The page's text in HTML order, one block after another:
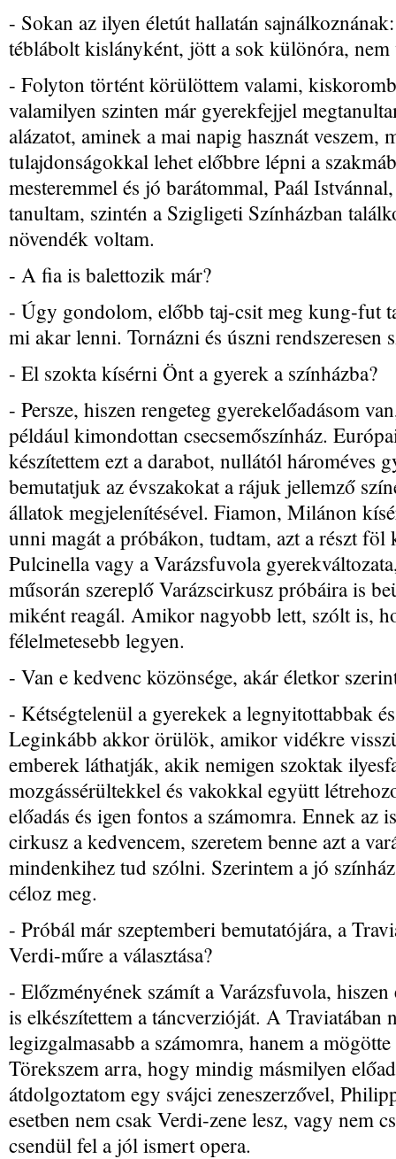
- Sokan az ilyen életút hallatán
téblábolt kislányként, jött a sok különóra,
- Folyton történt körülöttem valami,
valamilyen szinten már gyerekfejjel
alázatot, aminek a mai napig hasznát veszem,
tulajdonságokkal lehet előbbre lépni a
mesteremmel és jó barátommal, Paál
tanultam, szintén a Szigligeti Színházban
növendék voltam.
- A fia is balettozik már?
- Úgy gondolom, előbb taj-csit meg kung-fut
mi akar lenni. Tornázni és úszni rendszeresen
- El szokta kísérni Önt a gyerek a színházba?
- Persze, hiszen rengeteg gyerekelőadásom
például kimondottan csecsemőszínház.
készítettem ezt a darabot, nullától hároméves
bemutatjuk az évszakokat a rájuk jellemző
állatok megjelenítésével. Fiamon, Milánon
unni magát a próbákon, tudtam, azt a részt
Pulcinella vagy a Varázsfuvola
műsorán szereplő Varázscirkusz próbáira is
miként reagál. Amikor nagyobb lett, szólt is,
félelmetesebb legyen.
- Van e kedvenc közönsége, akár életkor
- Kétségtelenül a gyerekek a legnyitottabbak
Leginkább akkor örülök, amikor vidékre
emberek láthatják, akik nemigen szoktak
mozgássérültekkel és vakokkal együtt
előadás és igen fontos a számomra. Ennek az
cirkusz a kedvencem, szeretem benne azt a
mindenkihez tud szólni. Szerintem a jó
céloz meg.
- Próbál már szeptemberi bemutatójára, a
Verdi-műre a választása?
- Előzményének számít a Varázsfuvola,
is elkészítettem a táncverzióját. A Traviatában
legizgalmasabb a számomra, hanem a
Törekszem arra, hogy mindig másmilyen
átdolgoztatom egy svájci zeneszerzővel,
esetben nem csak Verdi-zene lesz, vagy nem
csendül fel a jól ismert opera.